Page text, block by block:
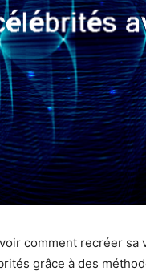
comment recréer sa
grâce à des